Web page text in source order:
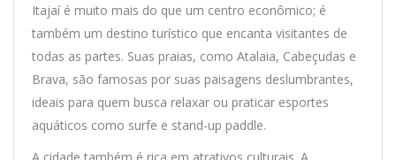
Itajaí é muito mais do que um centro econômico; é
também um destino turístico que encanta visitantes de
todas as partes. Suas praias, como Atalaia, Cabeçudas e
Brava, são famosas por suas paisagens deslumbrantes,
ideais para quem busca relaxar ou praticar esportes
aquáticos como surfe e stand-up paddle.